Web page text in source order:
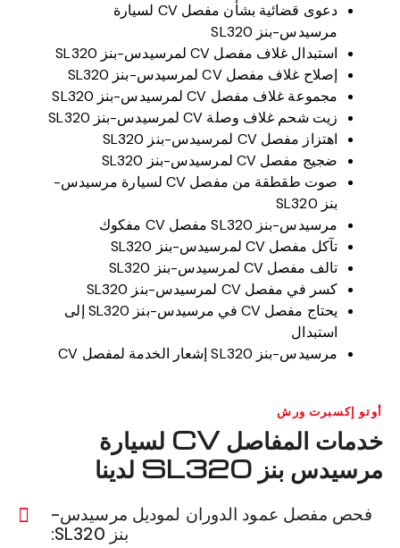
دعوى قضائية بشأن مفصل CV لسيارة
مرسيدس-بنز SL320
استبدال غلاف مفصل CV لمرسيدس-بنز SL320
إصلاح غلاف مفصل CV لمرسيدس-بنز SL320
مجموعة غلاف مفصل CV لمرسيدس-بنز SL320
زيت شحم غلاف وصلة CV لمرسيدس-بنز SL320
اهتزاز مفصل CV لمرسيدس-بنز SL320
ضجيج مفصل CV لمرسيدس-بنز SL320
صوت طقطقة من مفصل CV لسيارة مرسيدس-
بنز SL320
مرسيدس-بنز SL320 مفصل CV مفكوك
تآكل مفصل CV لمرسيدس-بنز SL320
تالف مفصل CV لمرسيدس-بنز SL320
كسر في مفصل CV لمرسيدس-بنز SL320
يحتاج مفصل CV في مرسيدس-بنز SL320 إلى
استبدال
مرسيدس-بنز SL320 إشعار الخدمة لمفصل CV
أوتو إكسبرت ورش
خدمات المفاصل CV لسيارة
مرسيدس بنز SL320 لدينا
فحص مفصل عمود الدوران لموديل مرسيدس-
بنز SL320: